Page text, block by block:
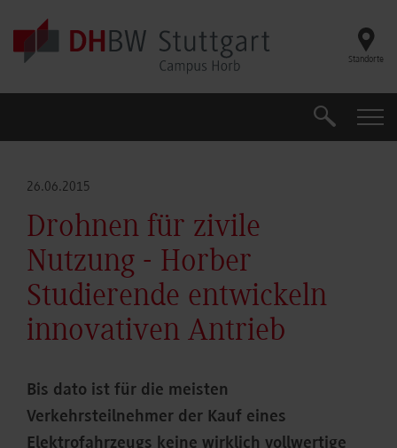
Skip to main content
Standorte
Suche
26.06.2015
Drohnen für zivile
Nutzung - Horber
Studierende entwickeln
innovativen Antrieb
Bis dato ist für die meisten
Verkehrsteilnehmer der Kauf eines
Elektrofahrzeugs keine wirklich vollwertige